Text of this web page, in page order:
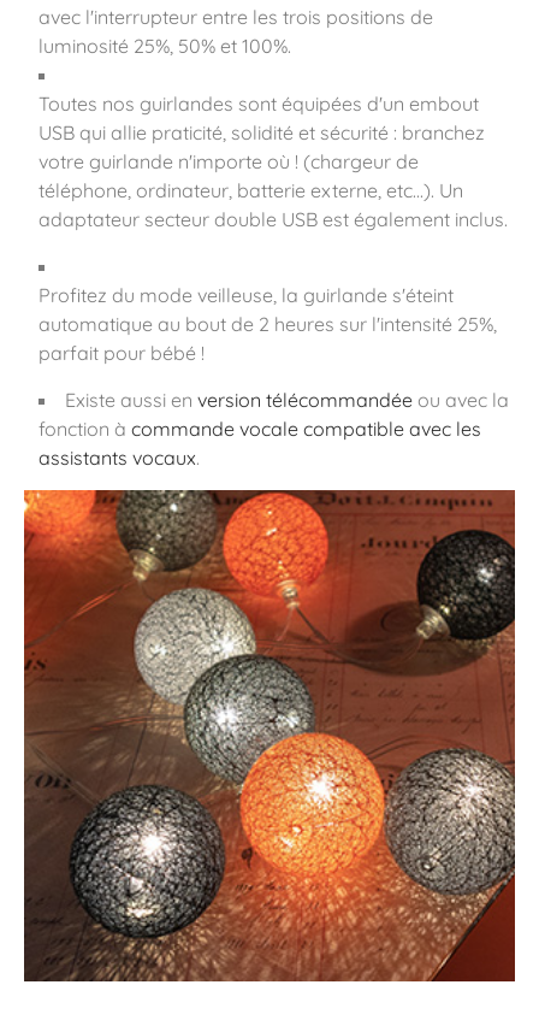
avec l'interrupteur entre les trois positions de
luminosité 25%, 50% et 100%.
Toutes nos guirlandes sont équipées d'un embout
USB qui allie praticité, solidité et sécurité : branchez
votre guirlande n'importe où ! (chargeur de
téléphone, ordinateur, batterie externe, etc...). Un
adaptateur secteur double USB est également inclus.
Profitez du mode veilleuse, la guirlande s'éteint
automatique au bout de 2 heures sur l'intensité 25%,
parfait pour bébé !
Existe aussi en version télécommandée ou avec la
fonction à commande vocale compatible avec les
assistants vocaux.